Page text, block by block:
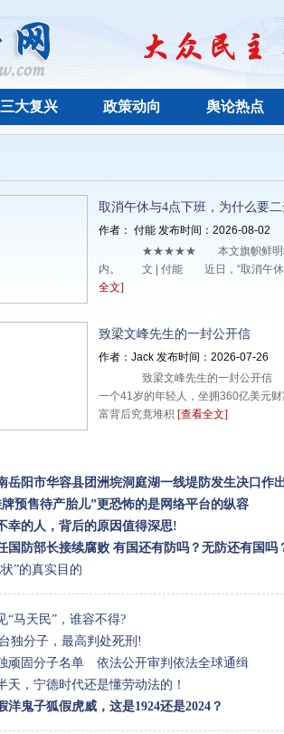
三大复兴 政策动向 舆论热点
取消午休与4点下班，为什么要
作者： 付能 发布时间：2026-08-02
★★★★★ 本文旗帜鲜明地主
内。 文 | 付能 近日，“取消午休4
全文]
致梁文峰先生的一封公开信
作者：Jack 发布时间：2026-07-26
致梁文峰先生的一封公开信
一个41岁的年轻人，坐拥360亿美元
富背后究竟堆积 [查看全文]
岳阳市华容县团洲垸洞庭湖一线堤防发生决口作
预售待产胎儿”更恐怖的是网络平台的纵容
幸的人，背后的原因值得深思!
国防部长接续腐败 有国还有防吗？无防还有国吗
”的真实目的
“马天民”，谁容不得?
独分子，最高判处死刑!
顽固分子名单 依法公开审判依法全球通缉
天，宁德时代还是懂劳动法的！
洋鬼子狐假虎威，这是1924还是2024？